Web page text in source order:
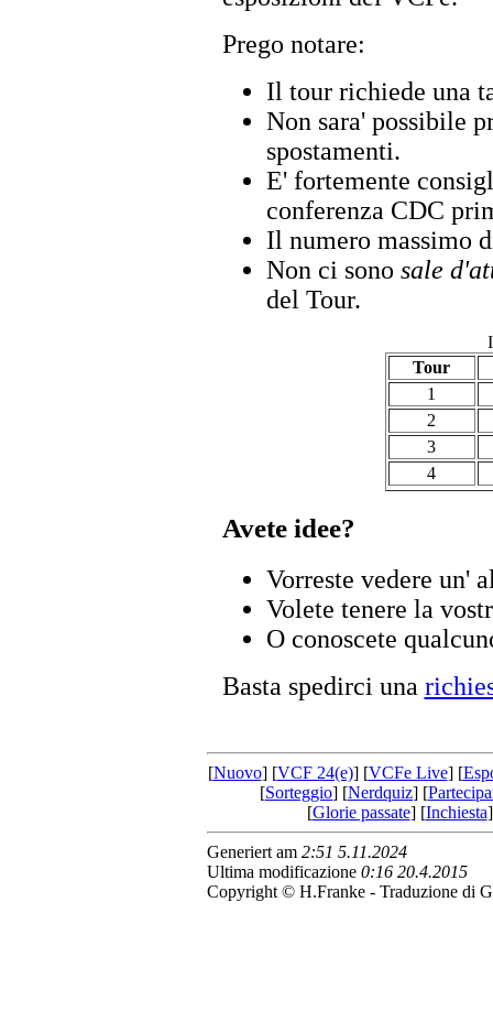
Prego notare:
Il tour richiede una
Non sara' possibile
spostamenti.
E' fortemente
conferenza CDC
Il numero massimo
Non ci sono sale
del Tour.
Tour
1
2
3
4
Avete idee?
Vorreste vedere un'
Volete tenere la
O conoscete
Basta spedirci una
[Nuovo] [VCF 24(e)] [VCFe Live] [
[Sorteggio] [Nerdquiz] [
[Glorie passate] [Inchiesta
Generiert am 2:51 5.11.2024
Ultima modificazione 0:16 20.4.2015
Copyright © H.Franke - Traduzione di